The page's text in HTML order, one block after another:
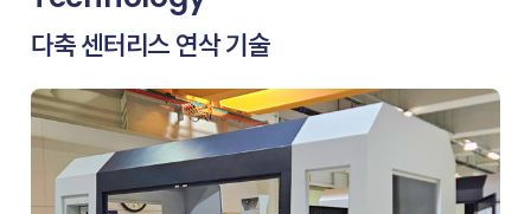
다축 센터리스 연삭 기술